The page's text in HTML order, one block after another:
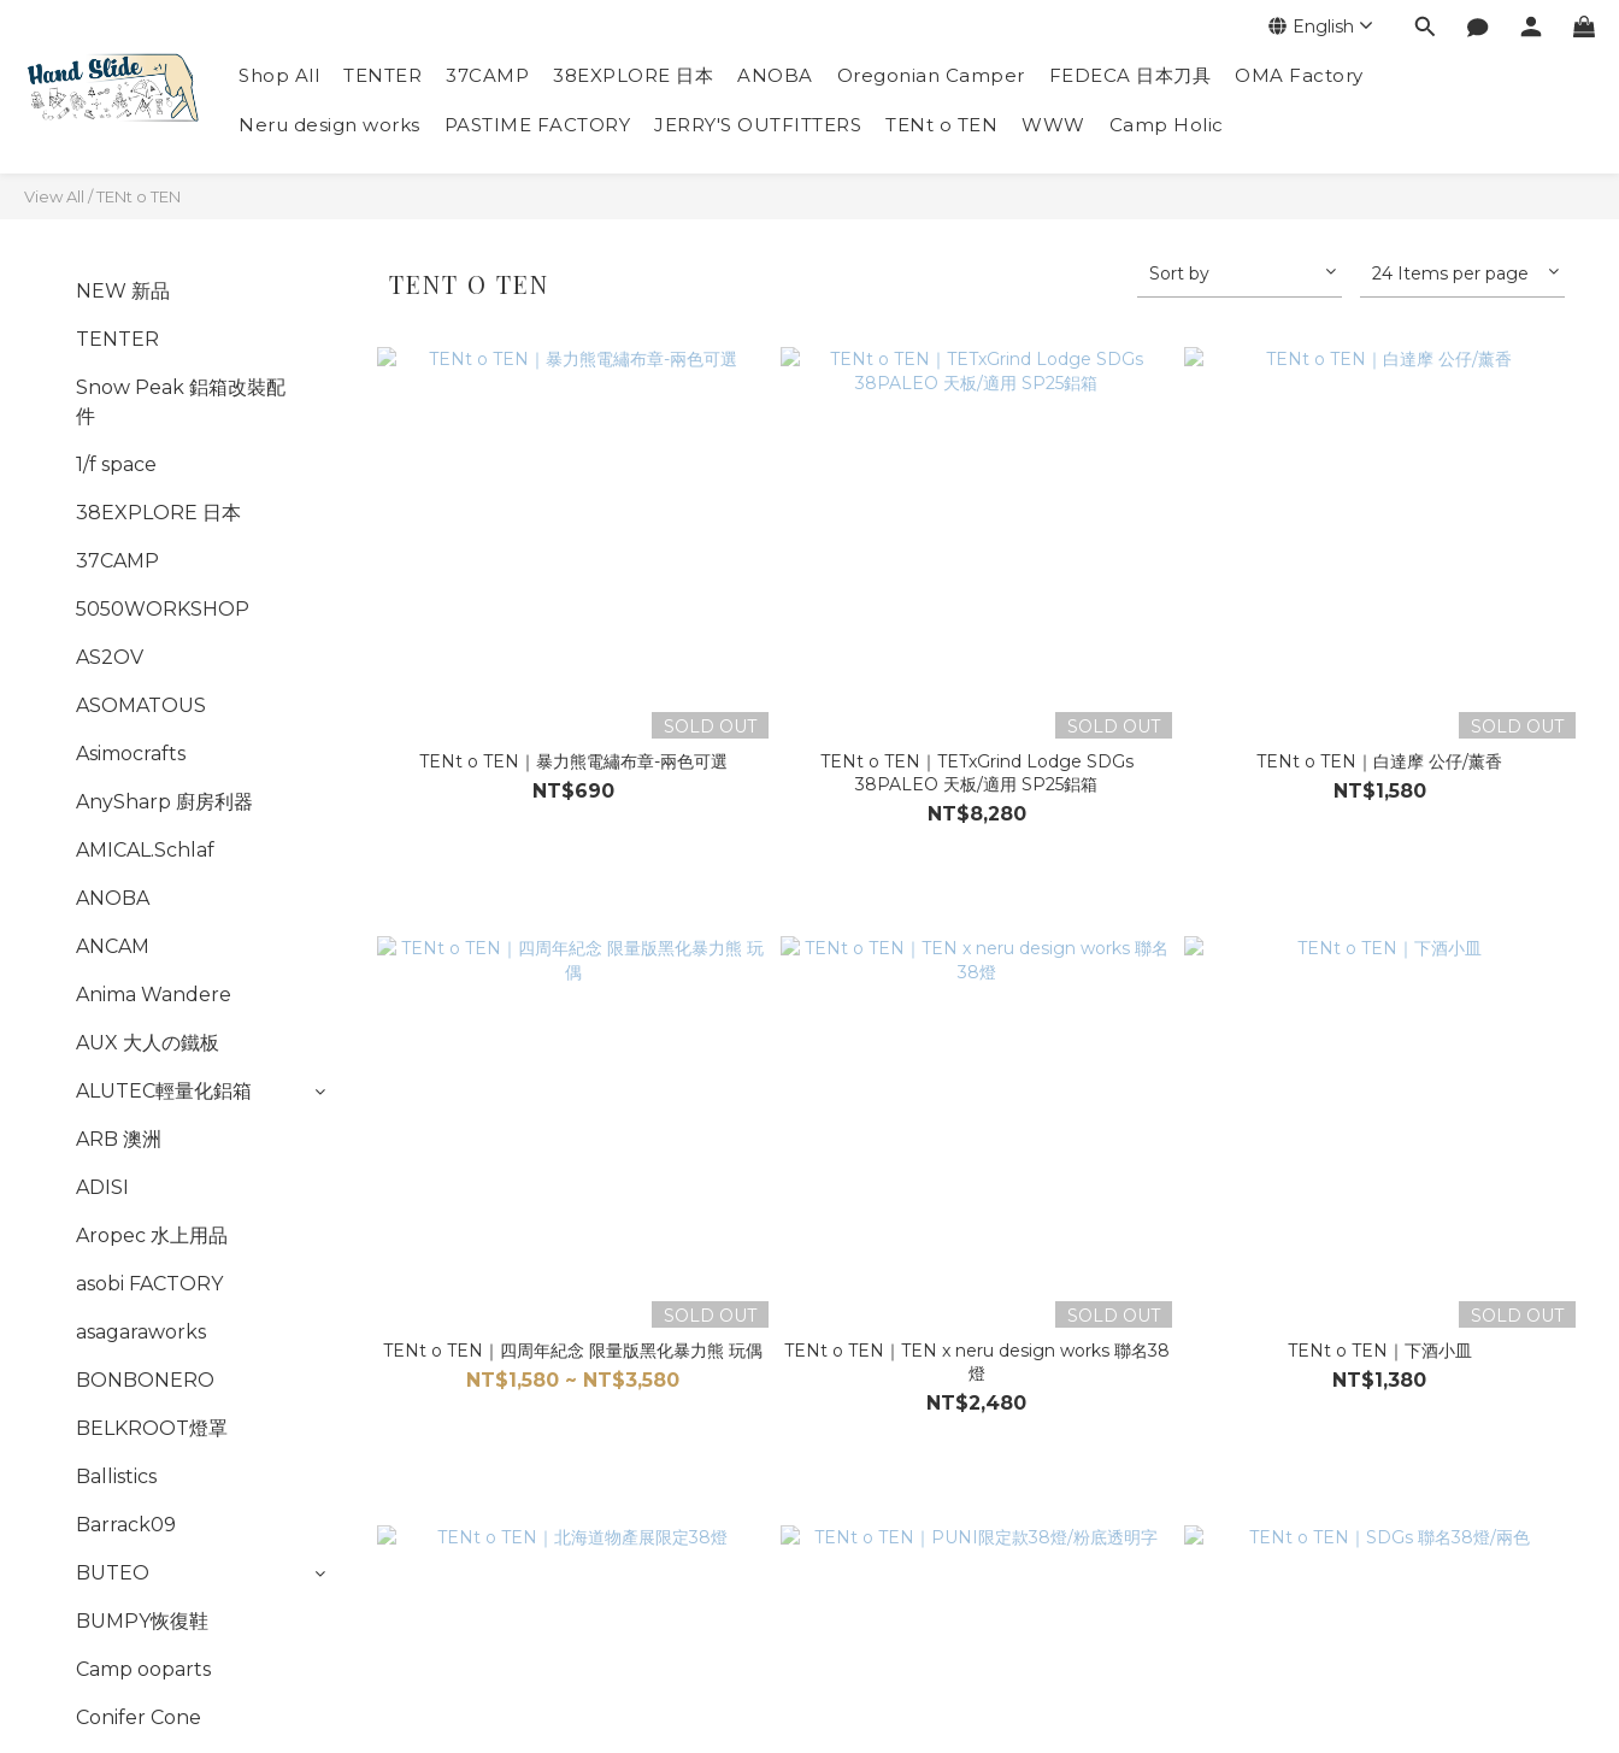
Shop All TENTER 37CAMP 38EXPLORE 日本 ANOBA Oregonian Camper FEDECA 日本刀具 OMA Factory
Neru design works PASTIME FACTORY JERRY'S OUTFITTERS TENt o TEN WWW Camp Holic
English
View All /TENt o TEN
NEW 新品
TENTER
Snow Peak 鋁箱改裝配
件
1/f space
38EXPLORE 日本
37CAMP
5050WORKSHOP
AS2OV
ASOMATOUS
Asimocrafts
AnySharp 廚房利器
AMICAL.Schlaf
ANOBA
ANCAM
Anima Wandere
AUX 大人の鐵板
ALUTEC輕量化鋁箱
ARB 澳洲
ADISI
Aropec 水上用品
asobi FACTORY
asagaraworks
BONBONERO
BELKROOT燈罩
Ballistics
Barrack09
BUTEO
BUMPY恢復鞋
Camp ooparts
Conifer Cone
TENT O TEN Sort by 24 Items per page
SOLD OUT
TENt o TEN｜暴力熊電繡布章-兩色可選
NT$690
SOLD OUT
TENt o TEN｜TETxGrind Lodge SDGs
38PALEO 天板/適用 SP25鋁箱
NT$8,280
SOLD OUT
TENt o TEN｜白達摩 公仔/薰香
NT$1,580
SOLD OUT
TENt o TEN｜四周年紀念 限量版黑化暴力熊 玩偶
NT$1,580 ~ NT$3,580
SOLD OUT
TENt o TEN｜TEN x neru design works 聯名38
燈
NT$2,480
SOLD OUT
TENt o TEN｜下酒小皿
NT$1,380